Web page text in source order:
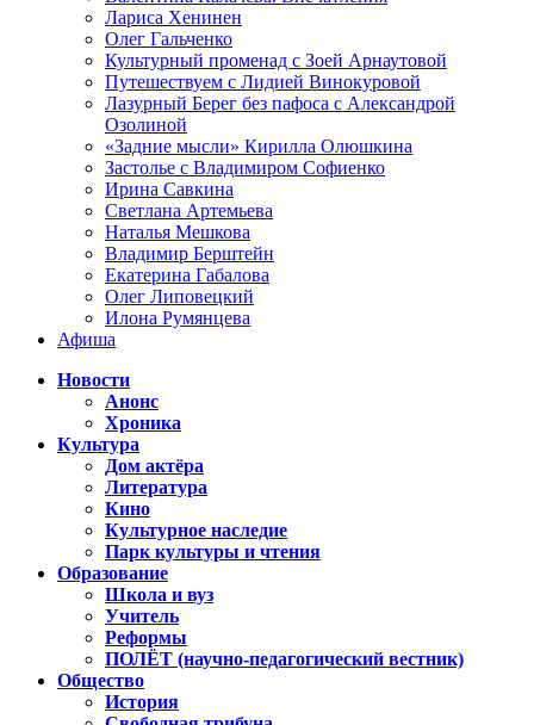
Лариса Хенинен
Олег Гальченко
Культурный променад с Зоей Арнаутовой
Путешествуем с Лидией Винокуровой
Лазурный Берег без пафоса с Александрой
Озолиной
«Задние мысли» Кирилла Олюшкина
Застолье с Владимиром Софиенко
Ирина Савкина
Светлана Артемьева
Наталья Мешкова
Владимир Берштейн
Екатерина Габалова
Олег Липовецкий
Илона Румянцева
Афиша
Новости
Анонс
Хроника
Культура
Дом актёра
Литература
Кино
Культурное наследие
Парк культуры и чтения
Образование
Школа и вуз
Учитель
Реформы
ПОЛЁТ (научно-педагогический вестник)
Общество
История